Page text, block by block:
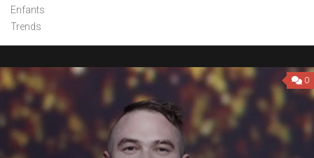
Enfants
Trends
0